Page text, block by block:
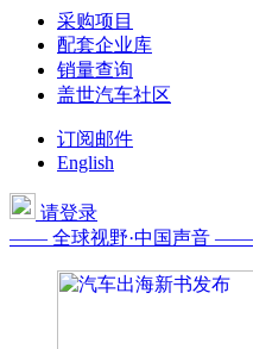
采购项目
配套企业库
销量查询
盖世汽车社区
订阅邮件
English
请登录
—— 全球视野·中国声音 ——